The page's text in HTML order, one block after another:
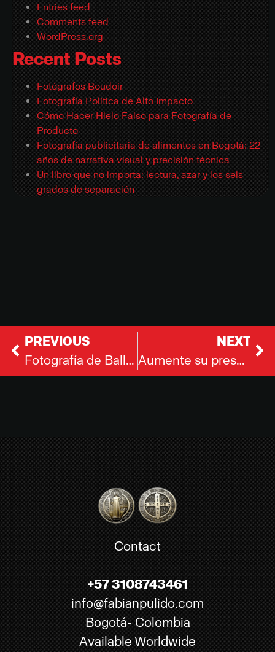
Entries feed
Comments feed
WordPress.org
Recent Posts
Fotógrafos Boudoir
Fotografía Política de Alto Impacto
Cómo Hacer Hielo Falso para Fotografía de
Producto
Fotografía publicitaria de alimentos en Bogotá: 22
años de narrativa visual y precisión técnica
Un libro que no importa: lectura, azar y los seis
grados de separación
PREVIOUS
Fotografía de Ballet en Bogotá
NEXT
Aumente su presencia en el mercado con fotografía publicitaria y de producto en Bogotá
Contact
+57 3108743461
info@fabianpulido.com
Bogotá- Colombia
Available Worldwide